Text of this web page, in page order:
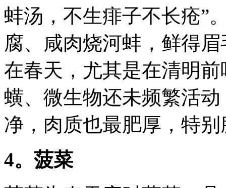
蚌汤，不生痱子不长疮”
腐、咸肉烧河蚌，鲜得
在春天，尤其是在清明
蟥、微生物还未频繁活
净，肉质也最肥厚，特
4。菠菜